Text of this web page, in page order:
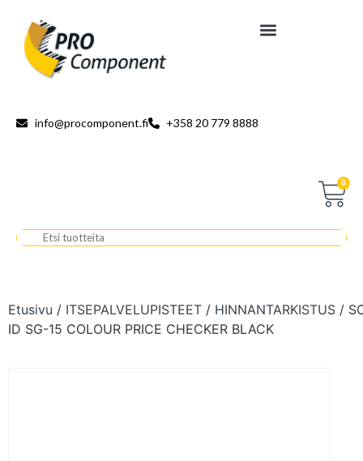
info@procomponent.fi +358 20 779 8888
0
Etusivu / ITSEPALVELUPISTEET / HINNANTARKISTUS /
ID SG-15 COLOUR PRICE CHECKER BLACK